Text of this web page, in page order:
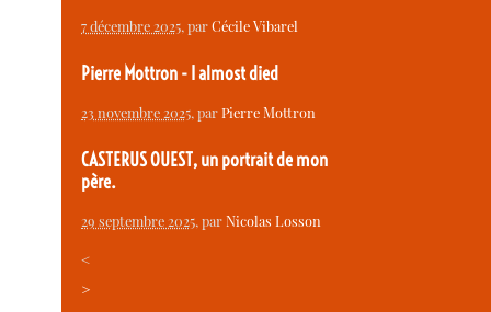
7 décembre 2025, parCécile Vibarel
Pierre Mottron - I almost died
23 novembre 2025, parPierre Mottron
CASTERUS OUEST, un portrait de mon
père.
29 septembre 2025, parNicolas Losson
<
>